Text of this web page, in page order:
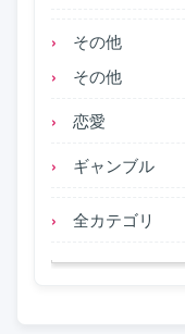
その他
その他
恋愛
ギャンブル
全カテゴリ